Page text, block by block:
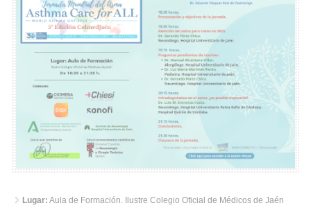
Lugar: Aula de Formación. Ilustre Colegio Oficial de Médicos de Jaén